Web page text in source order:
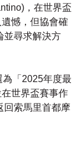
，在世界盃
憾，但協會確
並尋求解決方
「2025年度最
世界盃賽事作
回索馬里首都摩